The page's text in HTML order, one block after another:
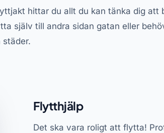
hittar du allt du kan tänka dig att
själv till andra sidan gatan eller
städer.
Flytthjälp
Det ska vara roligt att flytta!